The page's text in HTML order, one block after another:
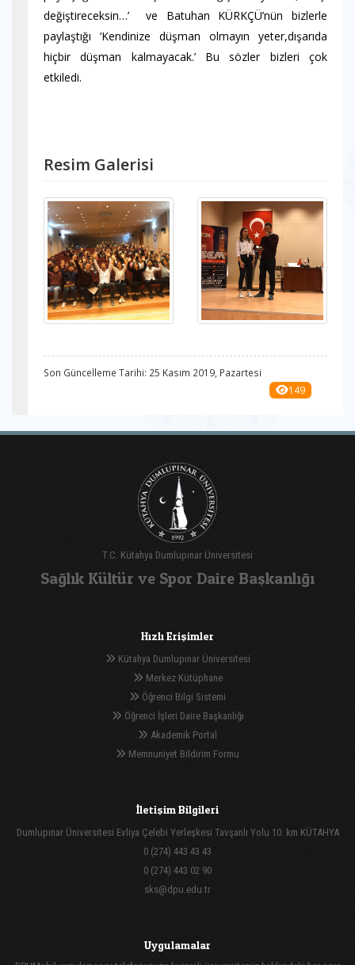
değiştireceksin…’ ve Batuhan KÜRKÇÜ’nün bizlerle
paylaştığı ‘Kendinize düşman olmayın yeter,dışarıda
hiçbir düşman kalmayacak.’ Bu sözler bizleri çok
etkiledi.
Resim Galerisi
Son Güncelleme Tarihi: 25 Kasım 2019, Pazartesi
149
T.C. Kütahya Dumlupınar Üniversitesi
Sağlık Kültür ve Spor Daire Başkanlığı
Hızlı Erişimler
Kütahya Dumlupınar Üniversitesi
Merkez Kütüphane
Öğrenci Bilgi Sistemi
Öğrenci İşleri Daire Başkanlığı
Akademik Portal
Memnuniyet Bildirim Formu
İletişim Bilgileri
Dumlupınar Üniversitesi Evliya Çelebi Yerleşkesi Tavşanlı Yolu 10. km KÜTAHYA
0 (274) 443 43 43
0 (274) 443 02 90
sks@dpu.edu.tr
Uygulamalar